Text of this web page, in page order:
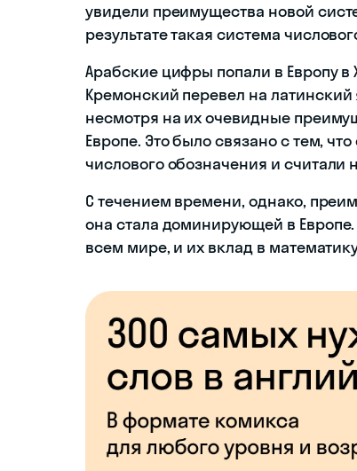
увидели преимущества новой
результате такая система
Арабские цифры попали в Европу в
Кремонский перевел на латинский
несмотря на их очевидные
Европе. Это было связано с тем,
числового обозначения и
С течением времени, однако,
она стала доминирующей в
всем мире, и их вклад в